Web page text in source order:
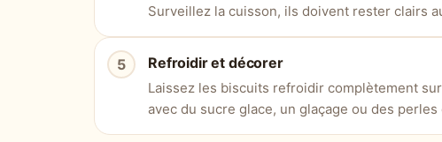
Surveillez la cuisson, ils doivent rester clairs
Refroidir et décorer
Laissez les biscuits refroidir complètement
avec du sucre glace, un glaçage ou des